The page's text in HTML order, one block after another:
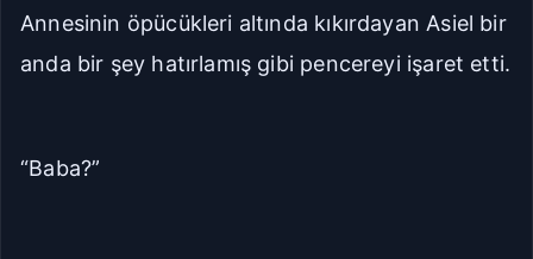
Annesinin öpücükleri altında kıkırdayan Asiel bir
anda bir şey hatırlamış gibi pencereyi işaret etti.
“Baba?”